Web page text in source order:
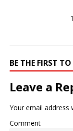
BE THE FIRST
Leave a
Your email address
Comment